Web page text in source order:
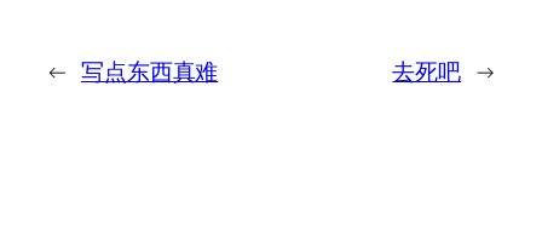
← 写点东西真难 去死吧 →